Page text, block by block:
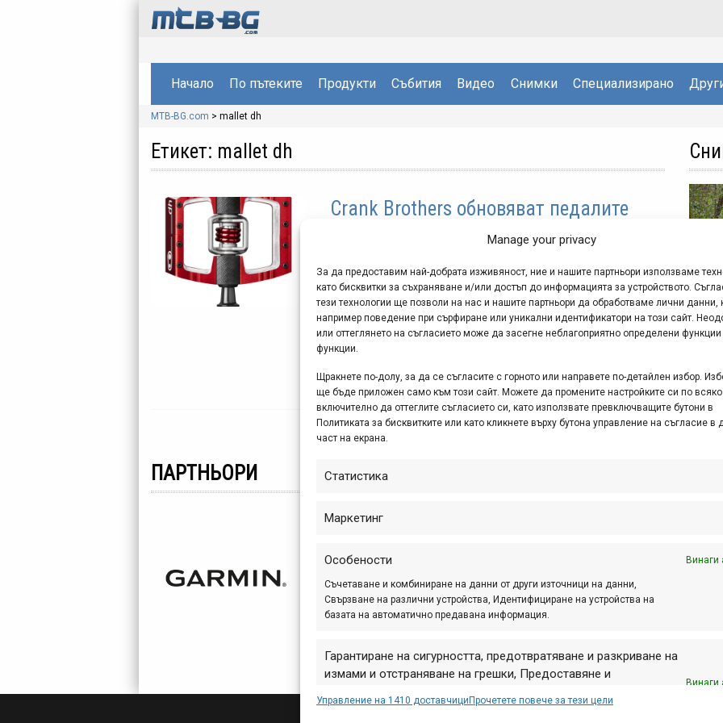
Manage your privacy
За да предоставим най-добрата изживяност, ние и нашите партньори използваме
като бисквитки за съхраняване и/или достъп до информацията за устройството.
тези технологии ще позволи на нас и нашите партньори да обработваме лични данни,
например поведение при сърфиране или уникални идентификатори на този сайт.
или оттеглянето на съгласието може да засегне неблагоприятно определени функции
функции.
Щракнете по-долу, за да се съгласите с горното или направете по-детайлен избор.
ще бъде приложен само към този сайт. Можете да промените настройките си по
включително да оттеглите съгласието си, като използвате превключващите бутони в
Политиката за бисквитките или като кликнете върху бутона управление на съгласие в
част на екрана.
Статистика
Маркетинг
Особености Винаги
Съчетаване и комбиниране на данни от други източници на данни,
Свързване на различни устройства, Идентифициране на устройства на
базата на автоматично предавана информация.
Гарантиране на сигурността, предотвратяване и разкриване на
измами и отстраняване на грешки, Предоставяне и
съобщаване на избори за поверителност.
Винаги
Управление на 1410 доставчици Прочетете повече за тези цели
Начало По пътеките Продукти Събития Видео Снимки Специализирано
MTB-BG.com > mallet dh
Етикет: mallet dh
Crank Brothers обновяват педалите
Ако се следили предишните статии в МТБ-БГ за
новостите при педалите на Crank Brothers, новото
поколение на модела за спускане Mallet DH, който
комбинира закопчаване с автомат и стабилна
платформа...
ПАРТНЬОРИ